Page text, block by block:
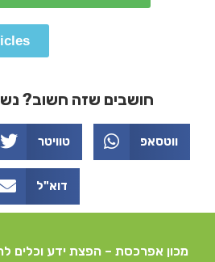
חושבים שזה חשוב?
טוויטר ווטסאפ
דוא"ל
מכון אפרכסת – הפצת ידע וכלים